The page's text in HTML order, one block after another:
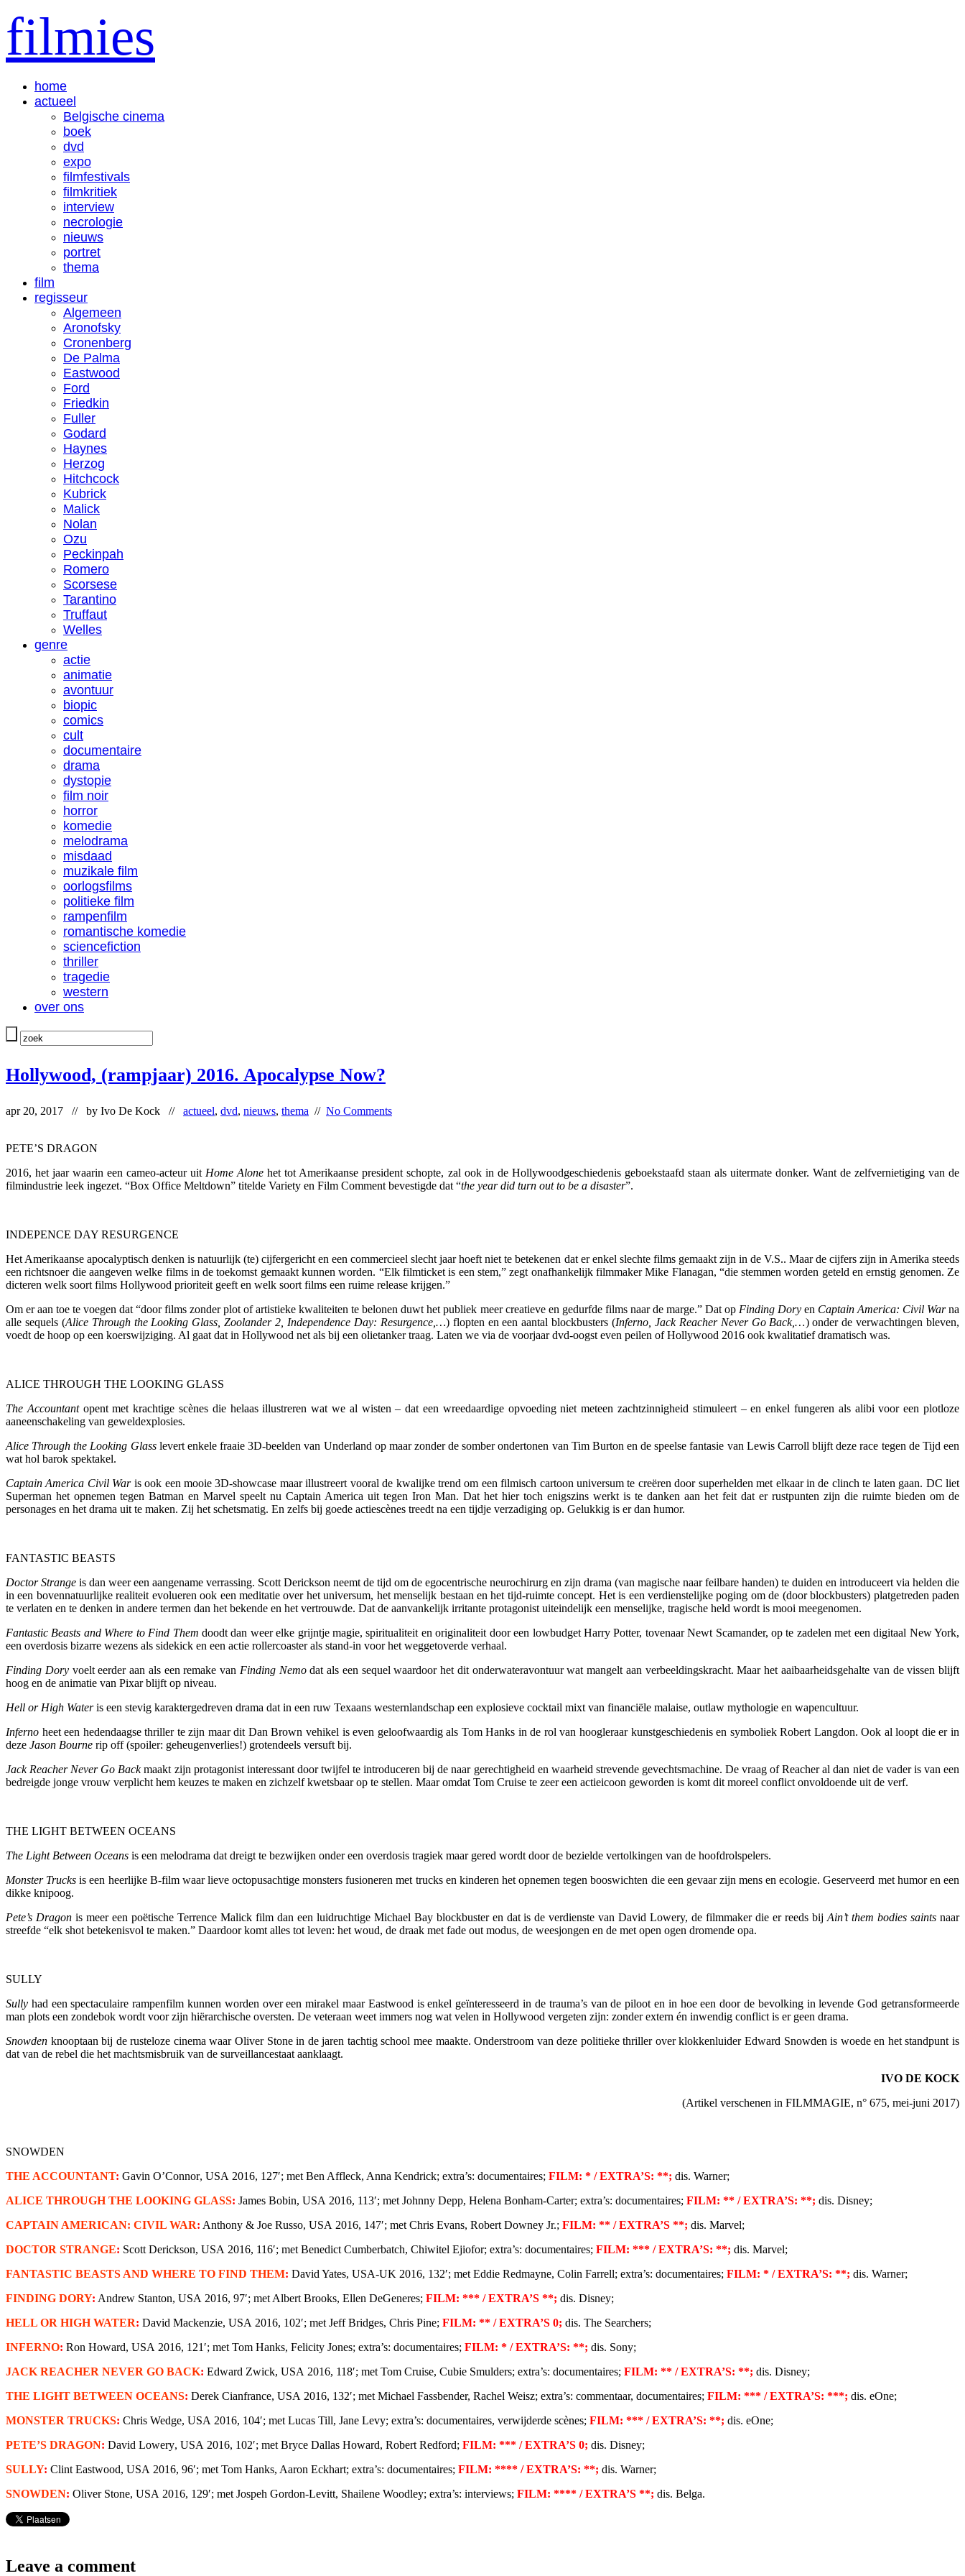
filmies
home
actueel
Belgische cinema
boek
dvd
expo
filmfestivals
filmkritiek
interview
necrologie
nieuws
portret
thema
film
regisseur
Algemeen
Aronofsky
Cronenberg
De Palma
Eastwood
Ford
Friedkin
Fuller
Godard
Haynes
Herzog
Hitchcock
Kubrick
Malick
Nolan
Ozu
Peckinpah
Romero
Scorsese
Tarantino
Truffaut
Welles
genre
actie
animatie
avontuur
biopic
comics
cult
documentaire
drama
dystopie
film noir
horror
komedie
melodrama
misdaad
muzikale film
oorlogsfilms
politieke film
rampenfilm
romantische komedie
sciencefiction
thriller
tragedie
western
over ons
Hollywood, (rampjaar) 2016. Apocalypse Now?
apr 20, 2017 // by Ivo De Kock // actueel, dvd, nieuws, thema // No Comments
PETE’S DRAGON
2016, het jaar waarin een cameo-acteur uit Home Alone het tot Amerikaanse president schopte, zal ook in de Hollywoodgeschiedenis geboekstaafd staan als uitermate donker. Want de zelfvernietiging van de
filmindustrie leek ingezet. “Box Office Meltdown” titelde Variety en Film Comment bevestigde dat “the year did turn out to be a disaster”.
INDEPENCE DAY RESURGENCE
Het Amerikaanse apocalyptisch denken is natuurlijk (te) cijfergericht en een commercieel slecht jaar hoeft niet te betekenen dat er enkel slechte films gemaakt zijn in de V.S.. Maar de cijfers zijn in Amerika steeds
een richtsnoer die aangeven welke films in de toekomst gemaakt kunnen worden. “Elk filmticket is een stem,” zegt onafhankelijk filmmaker Mike Flanagan, “die stemmen worden geteld en ernstig genomen. Ze
dicteren welk soort films Hollywood prioriteit geeft en welk soort films een ruime release krijgen.”
Om er aan toe te voegen dat “door films zonder plot of artistieke kwaliteiten te belonen duwt het publiek meer creatieve en gedurfde films naar de marge.” Dat op Finding Dory en Captain America: Civil Warna
alle sequels (Alice Through the Looking Glass, Zoolander 2, Independence Day: Resurgence,…) flopten en een aantal blockbusters (Inferno, Jack Reacher Never Go Back,…) onder de verwachtingen bleven,
voedt de hoop op een koerswijziging. Al gaat dat in Hollywood net als bij een olietanker traag. Laten we via de voorjaar dvd-oogst even peilen of Hollywood 2016 ook kwalitatief dramatisch was.
ALICE THROUGH THE LOOKING GLASS
The Accountant opent met krachtige scènes die helaas illustreren wat we al wisten – dat een wreedaardige opvoeding niet meteen zachtzinnigheid stimuleert – en enkel fungeren als alibi voor een plotloze
aaneenschakeling van geweldexplosies.
Alice Through the Looking Glasslevert enkele fraaie 3D-beelden van Underland op maar zonder de somber ondertonen van Tim Burton en de speelse fantasie van Lewis Carroll blijft deze race tegen de Tijd een
wat hol barok spektakel.
Captain America Civil Waris ook een mooie 3D-showcase maar illustreert vooral de kwalijke trend om een filmisch cartoon universum te creëren door superhelden met elkaar in de clinch te laten gaan. DC liet
Superman het opnemen tegen Batman en Marvel speelt nu Captain America uit tegen Iron Man. Dat het hier toch enigszins werkt is te danken aan het feit dat er rustpunten zijn die ruimte bieden om de
personages en het drama uit te maken. Zij het schetsmatig. En zelfs bij goede actiescènes treedt na een tijdje verzadiging op. Gelukkig is er dan humor.
FANTASTIC BEASTS
Doctor Strange is dan weer een aangename verrassing. Scott Derickson neemt de tijd om de egocentrische neurochirurg en zijn drama (van magische naar feilbare handen) te duiden en introduceert via helden die
in een bovennatuurlijke realiteit evolueren ook een meditatie over het universum, het menselijk bestaan en het tijd-ruimte concept. Het is een verdienstelijke poging om de (door blockbusters) platgetreden paden
te verlaten en te denken in andere termen dan het bekende en het vertrouwde. Dat de aanvankelijk irritante protagonist uiteindelijk een menselijke, tragische held wordt is mooi meegenomen.
Fantastic Beasts and Where to Find Them doodt dan weer elke grijntje magie, spiritualiteit en originaliteit door een lowbudget Harry Potter, tovenaar Newt Scamander, op te zadelen met een digitaal New York,
een overdosis bizarre wezens als sidekick en een actie rollercoaster als stand-in voor het weggetoverde verhaal.
Finding Doryvoelt eerder aan als een remake van Finding Nemodat als een sequel waardoor het dit onderwateravontuur wat mangelt aan verbeeldingskracht. Maar het aaibaarheidsgehalte van de vissen blijft
hoog en de animatie van Pixar blijft op niveau.
Hell or High Wateris een stevig karaktergedreven drama dat in een ruw Texaans westernlandschap een explosieve cocktail mixt van financiële malaise, outlaw mythologie en wapencultuur.
Inferno heet een hedendaagse thriller te zijn maardit Dan Brown vehikel is even geloofwaardig als Tom Hanks in de rol van hoogleraar kunstgeschiedenis en symboliek Robert Langdon. Ook al loopt die er in
deze Jason Bourne rip off (spoiler: geheugenverlies!) grotendeels versuft bij.
Jack Reacher Never Go Backmaakt zijn protagonist interessant door twijfel te introduceren bij de naar gerechtigheid en waarheid strevende gevechtsmachine. De vraag of Reacher al dan niet de vader is van een
bedreigde jonge vrouw verplicht hem keuzes te maken en zichzelf kwetsbaar op te stellen. Maar omdat Tom Cruise te zeer een actieicoon geworden is komt dit moreel conflict onvoldoende uit de verf.
THE LIGHT BETWEEN OCEANS
The Light Between Oceans is een melodrama dat dreigt te bezwijken onder een overdosis tragiek maar gered wordt door de bezielde vertolkingen van de hoofdrolspelers.
Monster Trucks is een heerlijke B-film waar lieve octopusachtige monsters fusioneren met trucks en kinderen het opnemen tegen booswichten die een gevaar zijn mens en ecologie. Geserveerd met humor en een
dikke knipoog.
Pete’s Dragonis meer een poëtische Terrence Malick film dan een luidruchtige Michael Bay blockbuster en dat is de verdienste van David Lowery, de filmmaker die er reeds bijAin’t them bodies saints naar
streefde “elk shot betekenisvol te maken.” Daardoor komt alles tot leven: het woud, de draak met fade out modus, de weesjongen en de met open ogen dromende opa.
SULLY
Sully had een spectaculaire rampenfilm kunnen worden over een mirakel maar Eastwood is enkel geïnteresseerd in de trauma’s van de piloot en in hoe een door de bevolking in levende God getransformeerde
man plots een zondebok wordt voor zijn hiërarchische oversten. De veteraan weet immers nog wat velen in Hollywood vergeten zijn: zonder extern én inwendig conflict is er geen drama.
Snowden knooptaan bij de rusteloze cinema waar Oliver Stone in de jaren tachtig school mee maakte. Onderstroom van deze politieke thriller over klokkenluider Edward Snowden is woede en het standpunt is
dat van de rebel die het machtsmisbruik van de surveillancestaat aanklaagt.
IVO DE KOCK
(Artikel verschenen in FILMMAGIE, n° 675, mei-juni 2017)
SNOWDEN
THE ACCOUNTANT: Gavin O’Connor, USA 2016, 127′; met Ben Affleck, Anna Kendrick; extra’s: documentaires; FILM: * / EXTRA’S: **; dis. Warner;
ALICE THROUGH THE LOOKING GLASS: James Bobin, USA 2016, 113′; met Johnny Depp, Helena Bonham-Carter; extra’s: documentaires; FILM: ** / EXTRA’S: **; dis. Disney;
CAPTAIN AMERICAN: CIVIL WAR: Anthony & Joe Russo, USA 2016, 147′; met Chris Evans, Robert Downey Jr.; FILM: ** / EXTRA’S **; dis. Marvel;
DOCTOR STRANGE: Scott Derickson, USA 2016, 116′; met Benedict Cumberbatch, Chiwitel Ejiofor; extra’s: documentaires; FILM: *** / EXTRA’S: **; dis. Marvel;
FANTASTIC BEASTS AND WHERE TO FIND THEM: David Yates, USA-UK 2016, 132′; met Eddie Redmayne, Colin Farrell; extra’s: documentaires; FILM: * / EXTRA’S: **; dis. Warner;
FINDING DORY: Andrew Stanton, USA 2016, 97′; met Albert Brooks, Ellen DeGeneres; FILM: *** / EXTRA’S **; dis. Disney;
HELL OR HIGH WATER: David Mackenzie, USA 2016, 102′; met Jeff Bridges, Chris Pine; FILM: ** / EXTRA’S 0; dis. The Searchers;
INFERNO: Ron Howard, USA 2016, 121′; met Tom Hanks, Felicity Jones; extra’s: documentaires; FILM: * / EXTRA’S: **; dis. Sony;
JACK REACHER NEVER GO BACK: Edward Zwick, USA 2016, 118′; met Tom Cruise, Cubie Smulders; extra’s: documentaires; FILM: ** / EXTRA’S: **; dis. Disney;
THE LIGHT BETWEEN OCEANS: Derek Cianfrance, USA 2016, 132′; met Michael Fassbender, Rachel Weisz; extra’s: commentaar, documentaires; FILM: *** / EXTRA’S: ***; dis. eOne;
MONSTER TRUCKS: Chris Wedge, USA 2016, 104′; met Lucas Till, Jane Levy; extra’s: documentaires, verwijderde scènes; FILM: *** / EXTRA’S: **; dis. eOne;
PETE’S DRAGON: David Lowery, USA 2016, 102′; met Bryce Dallas Howard, Robert Redford; FILM: *** / EXTRA’S 0; dis. Disney;
SULLY: Clint Eastwood, USA 2016, 96′; met Tom Hanks, Aaron Eckhart; extra’s: documentaires; FILM: **** / EXTRA’S: **; dis. Warner;
SNOWDEN: Oliver Stone, USA 2016, 129′; met Jospeh Gordon-Levitt, Shailene Woodley; extra’s: interviews; FILM: **** / EXTRA’S **; dis. Belga.
Leave a comment